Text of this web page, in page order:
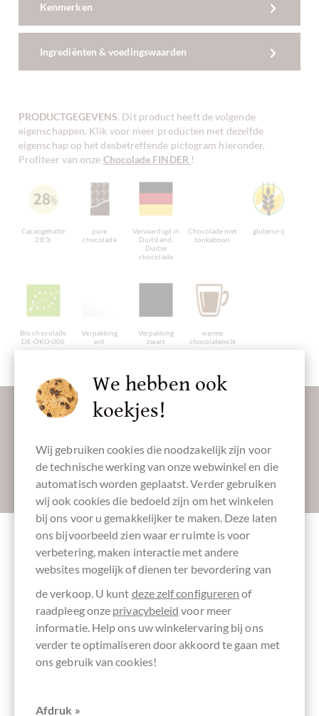
Kenmerken
Ingrediënten & voedingswaarden
PRODUCTGEGEVENS. Dit product heeft de volgende
eigenschappen. Klik voor meer producten met dezelfde
eigenschap op het desbetreffende pictogram hieronder.
Profiteer van onze Chocolade FINDER !
Cacaogehalte
28 %
pure
chocolade
Vervaardigd in
Duitsland,
Duitse
chocolade
Chocolade met
tonkaboon
glutenvrij
Bio chocolade
DE-ÖKO-006
Verpakking
wit
Verpakking
zwart
warme
chocolatemilk
Laat ons uw inbox verzoeten:
Absenden
Andere klanten beoordeelden Doping
Fitnesskakao - 28% Trinkschokolade
Schrijf het eerste overzicht en help andere klanten. Dank
u voor uw steun.
We hebben ook
koekjes!
Wij gebruiken cookies die noodzakelijk zijn voor
de technische werking van onze webwinkel en die
automatisch worden geplaatst. Verder gebruiken
wij ook cookies die bedoeld zijn om het winkelen
bij ons voor u gemakkelijker te maken. Deze laten
ons bijvoorbeeld zien waar er ruimte is voor
verbetering, maken interactie met andere
websites mogelijk of dienen ter bevordering van
de verkoop. U kunt deze zelf configureren of
raadpleeg onze privacybeleid voor meer
informatie. Help ons uw winkelervaring bij ons
verder te optimaliseren door akkoord te gaan met
ons gebruik van cookies!
Afdruk »